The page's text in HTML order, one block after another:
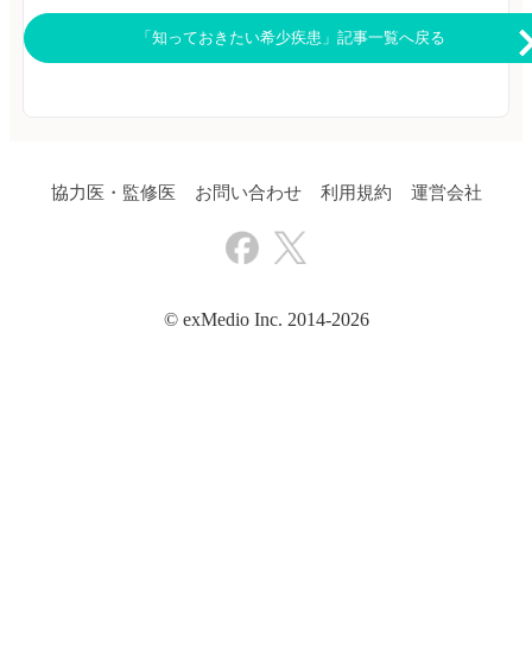
「知っておきたい希少疾患」記事一覧へ戻る
© exMedio Inc. 2014-2026
協力医・監修医 お問い合わせ 利用規約 運営会社